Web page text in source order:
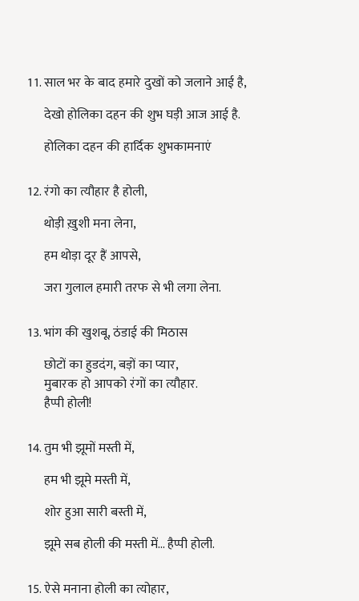
साल भर के बाद हमारे दुखों को जलाने आई है,
देखो होलिका दहन की शुभ घड़ी आज आई है.
होलिका दहन की हार्दिक शुभकामनाएं
रंगो का त्यौहार है होली,
थोड़ी ख़ुशी मना लेना,
हम थोड़ा दूर हैं आपसे,
जरा गुलाल हमारी तरफ से भी लगा लेना.
भांग की खुशबू,ठंडाई की मिठास
छोटों का हुडदंग,बड़ों का प्यार,
मुबारक हो आपको रंगों का त्यौहार.
हैप्पी होली!
तुम भी झूमों मस्ती में,
हम भी झूमे मस्ती में,
शोर हुआ सारी बस्ती में,
झूमे सब होली की मस्ती में…हैप्पी होली.
ऐसे मनाना होली का त्योहार,